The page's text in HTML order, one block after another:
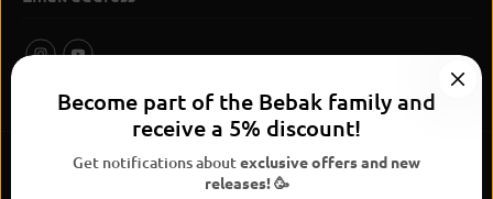
Become part of the Bebak family and
receive a 5% discount!
Get notifications aboutexclusive offers and new
releases! 🥳